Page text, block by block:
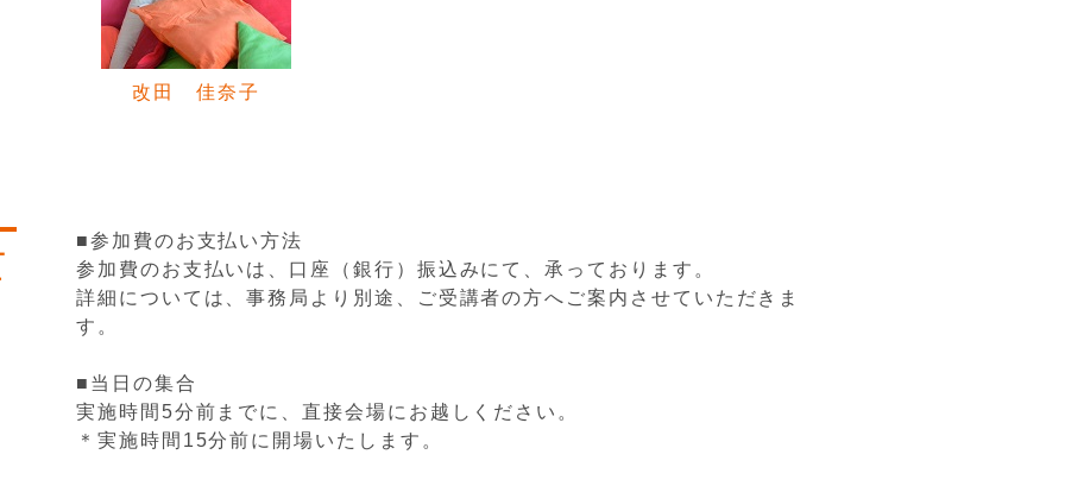
改田 佳奈子
■参加費のお支払い方法
参加費のお支払いは、口座（銀行）振込みにて、承っております。
詳細については、事務局より別途、ご受講者の方へご案内させていただきま
す。
■当日の集合
実施時間5分前までに、直接会場にお越しください。
＊実施時間15分前に開場いたします。